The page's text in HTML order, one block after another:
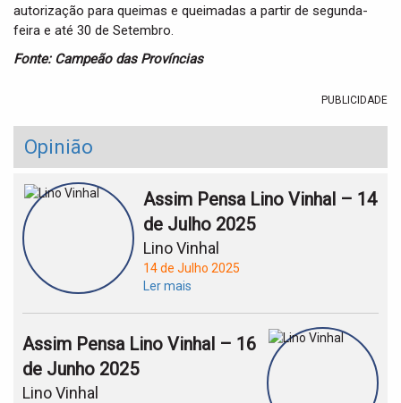
autorização para queimas e queimadas a partir de segunda-
feira e até 30 de Setembro.
Fonte: Campeão das Províncias
PUBLICIDADE
Opinião
Assim Pensa Lino Vinhal – 14
de Julho 2025
Lino Vinhal
14 de Julho 2025
Ler mais
Assim Pensa Lino Vinhal – 16
de Junho 2025
Lino Vinhal